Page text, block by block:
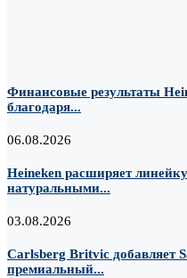
Финансовые результаты
благодаря...
06.08.2026
Heineken расширяет
натуральными...
03.08.2026
Carlsberg Britvic добавляет
премиальный...